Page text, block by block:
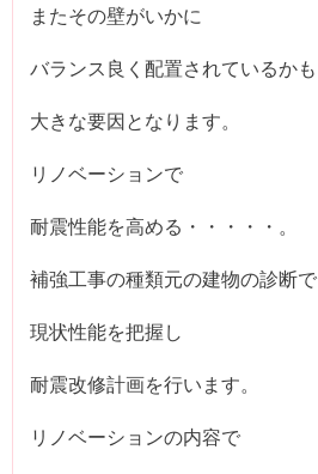
またその壁がいかに
バランス良く配置されているかも
大きな要因となります。
リノベーションで
耐震性能を高める・・・・・。
補強工事の種類元の建物の診断で
現状性能を把握し
耐震改修計画を行います。
リノベーションの内容で